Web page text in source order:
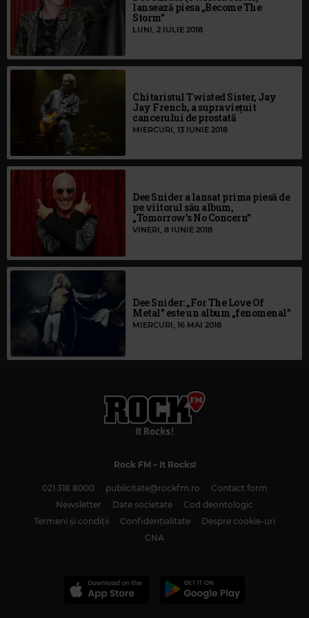
lansează piesa „Become The
Storm”
LUNI, 2 IULIE 2018
Chitaristul Twisted Sister, Jay
Jay French, a supraviețuit
cancerului de prostată
MIERCURI, 13 IUNIE 2018
Dee Snider a lansat prima piesă de
pe viitorul său album,
„Tomorrow's No Concern”
VINERI, 8 IUNIE 2018
Dee Snider: „For The Love Of
Metal” este un album „fenomenal”
MIERCURI, 16 MAI 2018
Rock FM– It Rocks!
021 318 8000 publicitate@rockfm.ro
Contact form
Newsletter
Date societate
Cod deontologic
Termeni și condiții
Confidențialitate
Despre cookie-uri
CNA